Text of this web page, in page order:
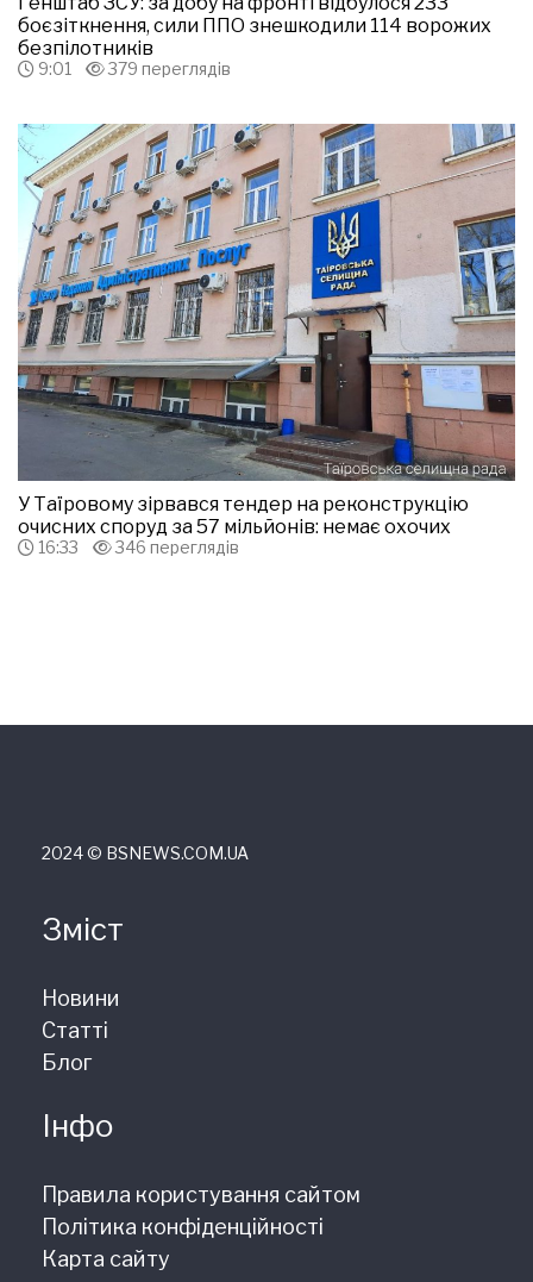
боєзіткнення, сили ППО знешкодили 114 ворожих
безпілотників
9:01 379 переглядів
У Таїровому зірвався тендер на реконструкцію
очисних споруд за 57 мільйонів: немає охочих
16:33 346 переглядів
2024 © ВSNEWS.COM.UA
Зміст
Новини
Статті
Блог
Інфо
Правила користування сайтом
Політика конфіденційності
Карта сайту